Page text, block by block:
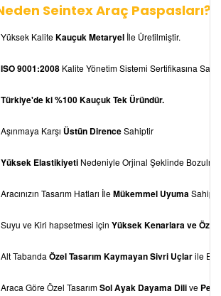
Seintex Araç Paspasları?
Yüksek KaliteKauçuk Metaryel İle Üretilmiştir.
ISO 9001:2008 Kalite Yönetim Sistemi Sertifikasına
Türkiye'de ki %100 Kauçuk Tek Üründür.
Aşınmaya Karşı Üstün DirenceSahiptir
Yüksek Elastikiyeti Nedeniyle Orjinal Şeklinde
Aracınızın Tasarım Hatları İleMükemmel UyumaSahiptir
Suyu ve Kiri hapsetmesi için Yüksek Kenarlara ve Özel
Alt Tabanda Özel Tasarım Kaymayan Sivri Uçlarile
Araca Göre Özel TasarımSol Ayak Dayama Dilive